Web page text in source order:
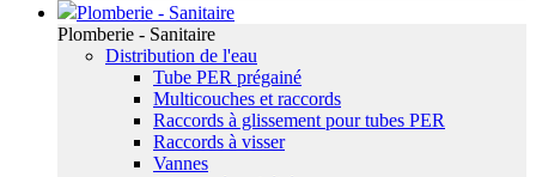
Plomberie - Sanitaire
Plomberie - Sanitaire
Distribution de l'eau
Tube PER prégainé
Multicouches et raccords
Raccords à glissement pour tubes PER
Raccords à visser
Vannes